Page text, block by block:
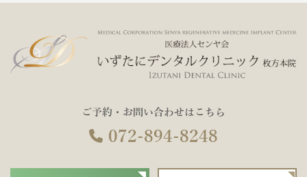
ご予約・お問い合わせはこちら
072-894-8248